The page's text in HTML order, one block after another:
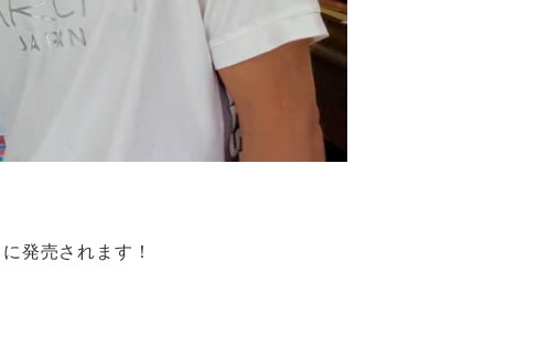
発売されます！